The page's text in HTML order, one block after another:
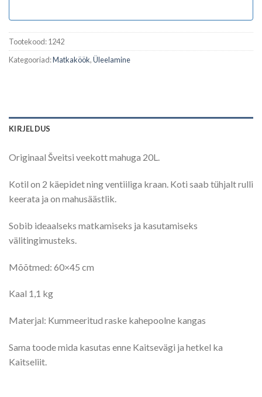
Tootekood:1242
Kategooriad:Matkaköök,Üleelamine
KIRJELDUS
Originaal Šveitsi veekott mahuga 20L.
Kotil on 2 käepidet ning ventiiliga kraan. Koti saab tühjalt rulli
keerata ja on mahusäästlik.
Sobib ideaalseks matkamiseks ja kasutamiseks
välitingimusteks.
Mõõtmed: 60×45 cm
Kaal 1,1 kg
Materjal: Kummeeritud raske kahepoolne kangas
Sama toode mida kasutas enne Kaitsevägi ja hetkel ka
Kaitseliit.